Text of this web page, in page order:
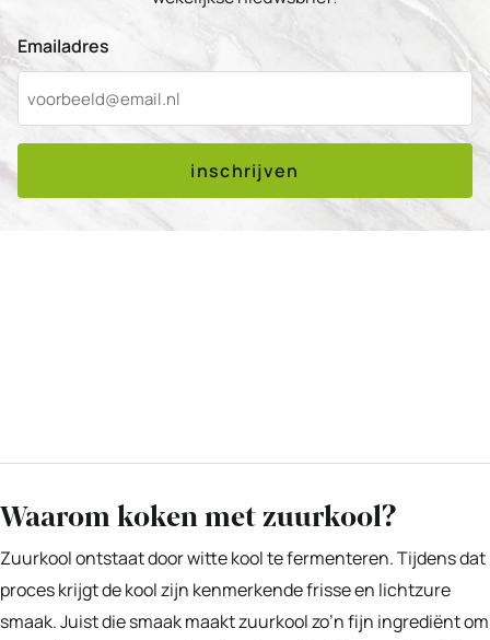
Emailadres
inschrijven
Waarom koken met zuurkool?
Zuurkool ontstaat door witte kool te fermenteren. Tijdens dat
proces krijgt de kool zijn kenmerkende frisse en lichtzure
smaak. Juist die smaak maakt zuurkool zo’n fijn ingrediënt om